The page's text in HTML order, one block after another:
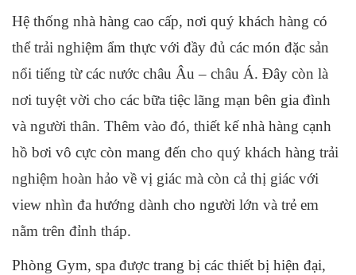
Hệ thống nhà hàng cao cấp, nơi quý khách hàng có
thể trải nghiệm ẩm thực với đầy đủ các món đặc sản
nổi tiếng từ các nước châu Âu – châu Á. Đây còn là
nơi tuyệt vời cho các bữa tiệc lãng mạn bên gia đình
và người thân. Thêm vào đó, thiết kế nhà hàng cạnh
hồ bơi vô cực còn mang đến cho quý khách hàng trải
nghiệm hoàn hảo về vị giác mà còn cả thị giác với
view nhìn đa hướng dành cho người lớn và trẻ em
nằm trên đỉnh tháp.
Phòng Gym, spa được trang bị các thiết bị hiện đại,